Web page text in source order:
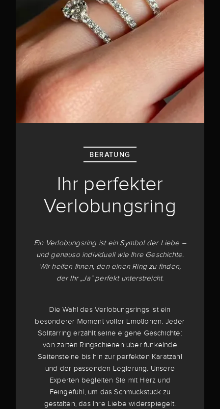
BERATUNG
Ihr perfekter
Verlobungsring
Ein Verlobungsring ist ein Symbol der Liebe –
und genauso individuell wie Ihre Geschichte.
Wir helfen Ihnen, den einen Ring zu finden,
der Ihr „Ja“ perfekt unterstreicht.
Die Wahl des Verlobungsrings ist ein
besonderer Moment voller Emotionen. Jeder
Solitärring erzählt seine eigene Geschichte:
von zarten Ringschienen über funkelnde
Seitensteine bis hin zur perfekten Karatzahl
und der passenden Legierung. Unsere
Experten begleiten Sie mit Herz und
Feingefühl, um das Schmuckstück zu
gestalten, das Ihre Liebe widerspiegelt.